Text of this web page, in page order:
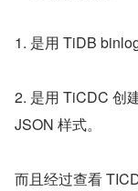
1. 是用 TiDB
2. 是用 TiCDC 创
JSON 样式。
而且经过查看